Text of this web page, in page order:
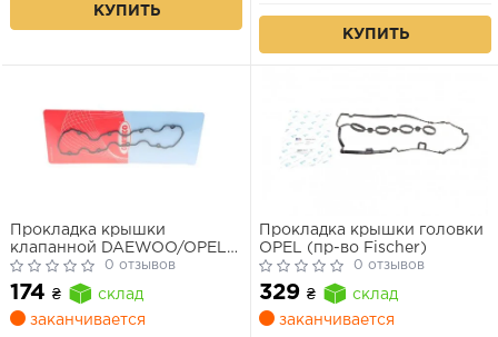
КУПИТЬ
КУПИТЬ
Прокладка крышки
клапанной DAEWOO/OPEL
Lanos 1,5 8V
F14S3/A15SMS/14NV/14SE/C14NZ/Z16SE
(пр-во Cortec
0 отзывов
174 ₴
склад
заканчивается
Прокладка крышки головки
OPEL (пр-во Fischer)
0 отзывов
329 ₴
склад
заканчивается